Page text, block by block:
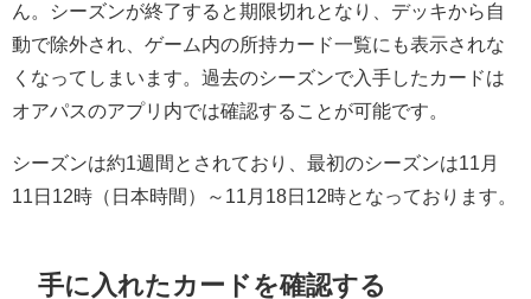
ん。シーズンが終了すると期限切れとなり、デッキから自
動で除外され、ゲーム内の所持カード一覧にも表示されな
くなってしまいます。過去のシーズンで入手したカードは
オアパスのアプリ内では確認することが可能です。
シーズンは約1週間とされており、最初のシーズンは11月
11日12時（日本時間）～11月18日12時となっております。
手に入れたカードを確認する